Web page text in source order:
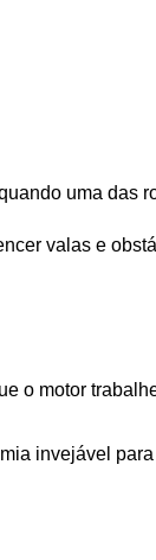
uma das
valas e
o motor
invejável